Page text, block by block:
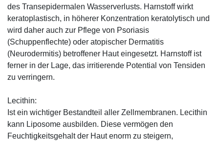
des Transepidermalen Wasserverlusts. Harnstoff wirkt
keratoplastisch, in höherer Konzentration keratolytisch und
wird daher auch zur Pflege von Psoriasis
(Schuppenflechte) oder atopischer Dermatitis
(Neurodermitis) betroffener Haut eingesetzt. Harnstoff ist
ferner in der Lage, das irritierende Potential von Tensiden
zu verringern.
Lecithin:
Ist ein wichtiger Bestandteil aller Zellmembranen. Lecithin
kann Liposome ausbilden. Diese vermögen den
Feuchtigkeitsgehalt der Haut enorm zu steigern,